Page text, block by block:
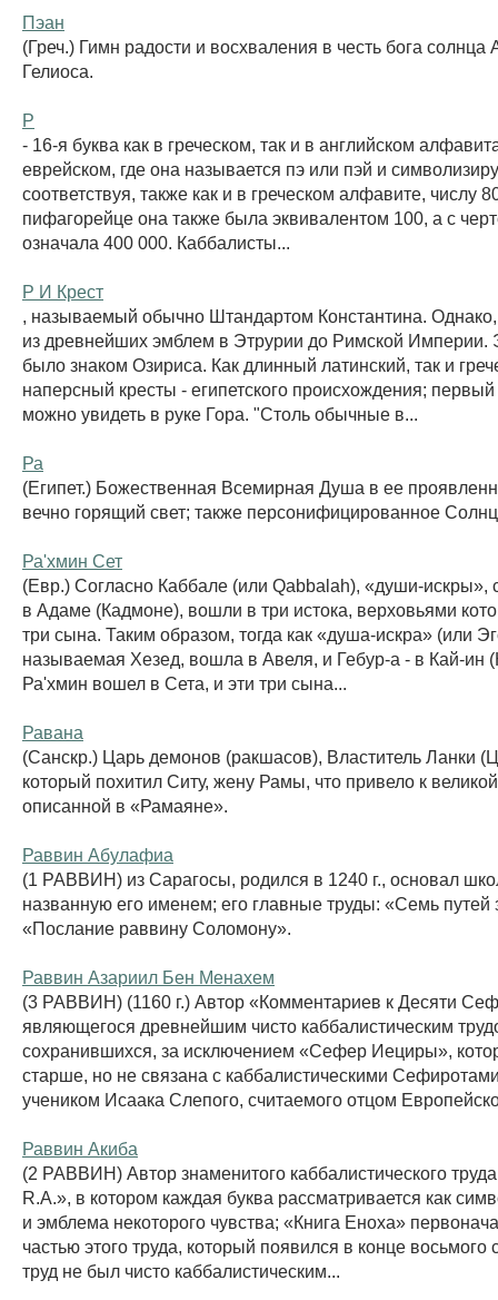
Пэан
(Греч.) Гимн радости и восхваления в честь бога солнца
Гелиоса.
Р
- 16-я буква как в греческом, так и в английском
еврейском, где она называется пэ или пэй и
соответствуя, также как и в греческом алфавите, числу
пифагорейце она также была эквивалентом 100, а с
означала 400 000. Каббалисты...
Р И Крест
, называемый обычно Штандартом Константина.
из древнейших эмблем в Этрурии до Римской Империи.
было знаком Озириса. Как длинный латинский, так и
наперсный кресты - египетского происхождения; первый
можно увидеть в руке Гора. "Столь обычные в...
Ра
(Египет.) Божественная Всемирная Душа в ее
вечно горящий свет; также персонифицированное
Ра'хмин Сет
(Евр.) Согласно Каббале (или Qabbalah), «души-искры»,
в Адаме (Кадмоне), вошли в три истока, верховьями
три сына. Таким образом, тогда как «душа-искра» (или
называемая Хезед, вошла в Авеля, и Гебур-а - в Кай-ин
Ра'хмин вошел в Сета, и эти три сына...
Равана
(Санскр.) Царь демонов (ракшасов), Властитель Ланки
который похитил Ситу, жену Рамы, что привело к
описанной в «Рамаяне».
Раввин Абулафиа
(1 РАВВИН) из Сарагосы, родился в 1240 г., основал
названную его именем; его главные труды: «Семь путей
«Послание раввину Соломону».
Раввин Азариил Бен Менахем
(3 РАВВИН) (1160 г.) Автор «Комментариев к Десяти
являющегося древнейшим чисто каббалистическим
сохранившихся, за исключением «Сефер Иециры»,
старше, но не связана с каббалистическими
учеником Исаака Слепого, считаемого отцом
Раввин Акиба
(2 РАВВИН) Автор знаменитого каббалистического
R.A.», в котором каждая буква рассматривается как
и эмблема некоторого чувства; «Книга Еноха»
частью этого труда, который появился в конце восьмого
труд не был чисто каббалистическим...